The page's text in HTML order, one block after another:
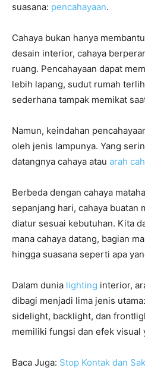
suasana: pencahayaan.
Cahaya bukan hanya
desain interior, cahaya
ruang. Pencahayaan dapat
lebih lapang, sudut rumah
sederhana tampak memikat
Namun, keindahan
oleh jenis lampunya. Yang
datangnya cahaya atau arah
Berbeda dengan cahaya
sepanjang hari, cahaya buatan
diatur sesuai kebutuhan. Kita
mana cahaya datang, bagian
hingga suasana seperti apa
Dalam dunia lighting interior,
dibagi menjadi lima jenis
sidelight, backlight, dan
memiliki fungsi dan efek visual
Baca Juga: Stop Kontak dan